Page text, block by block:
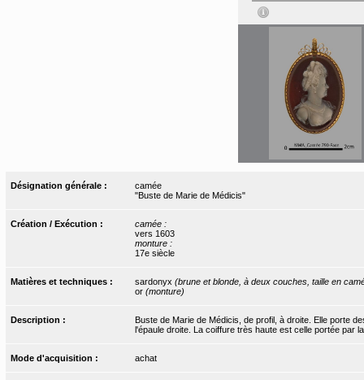
Désignation générale :
camée
"Buste de Marie de Médicis"
Création / Exécution :
camée :
vers 1603
monture :
17e siècle
Matières et techniques : sardonyx (brune et blonde, à deux couches, taille en
or (monture)
Description :
Buste de Marie de Médicis, de profil, à droite. Elle porte
l'épaule droite. La coiffure très haute est celle portée par
Mode d'acquisition : achat